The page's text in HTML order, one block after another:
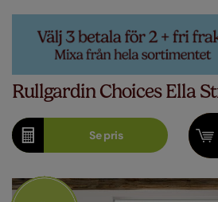
Rullgardin Choices Ella
Sepris